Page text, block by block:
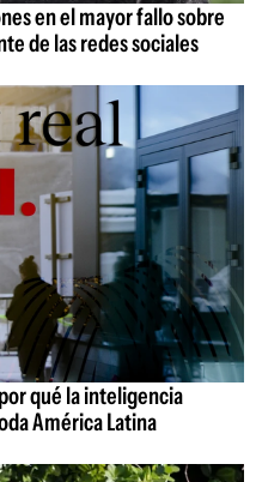
en el mayor fallo sobre
de las redes sociales
qué la inteligencia
América Latina